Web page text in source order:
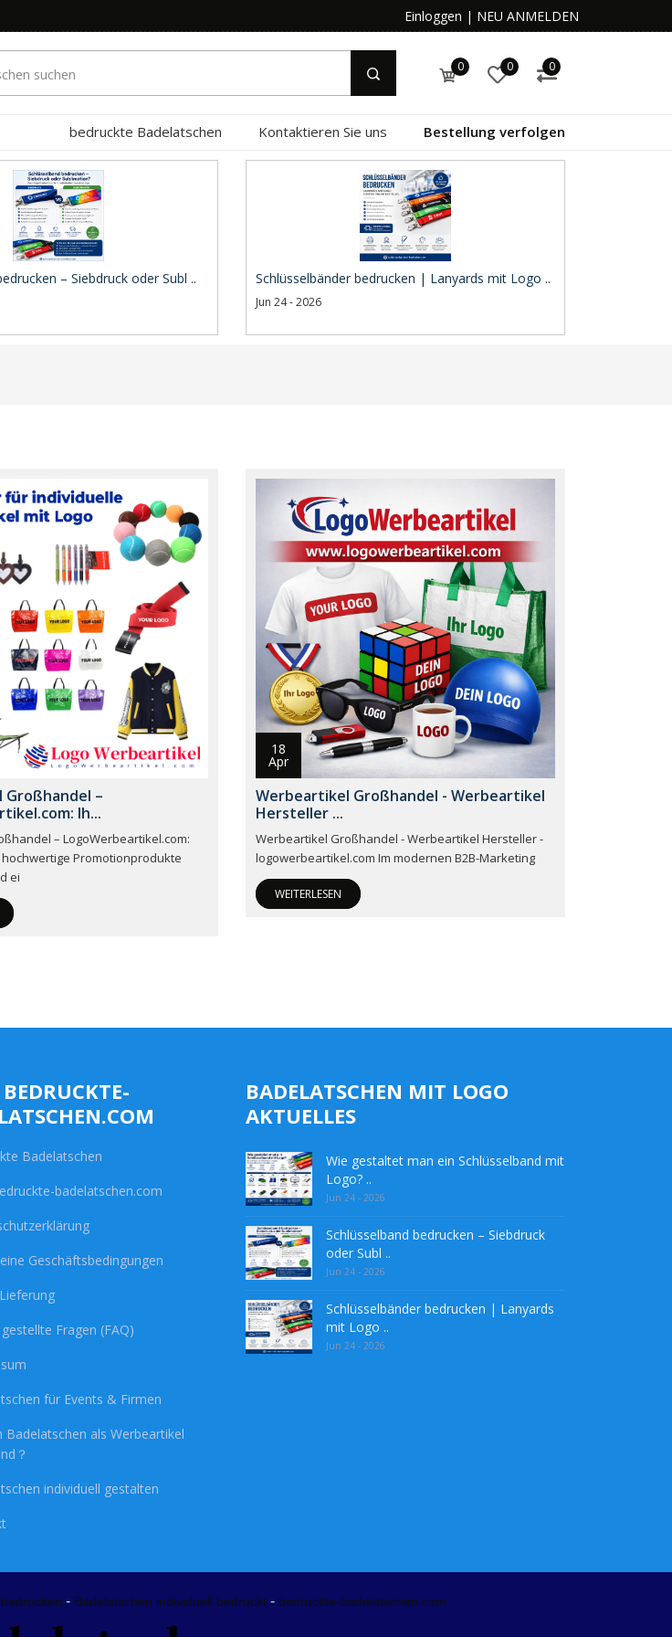
Einloggen | NEU ANMELDEN
0 0 0
bedruckte Badelatschen Kontaktieren Sie uns Bestellung verfolgen
– Siebdruck oder Subl .. Schlüsselbänder bedrucken | Lanyards mit Logo ..
Jun 24 - 2026
–
Ih...
– LogoWerbeartikel.com:
Promotionprodukte
ei
18
Apr
Werbeartikel Großhandel - Werbeartikel
Hersteller ...
Werbeartikel Großhandel - Werbeartikel Hersteller -
logowerbeartikel.com Im modernen B2B-Marketing
WEITERLESEN
Badelatschen
badelatschen.com
Geschäftsbedingungen
Fragen (FAQ)
für Events & Firmen
Badelatschen als Werbeartikel
？
individuell gestalten
BADELATSCHEN MIT LOGO
AKTUELLES
Wie gestaltet man ein Schlüsselband mit
Logo? ..
Jun 24 - 2026
Schlüsselband bedrucken – Siebdruck
oder Subl ..
Jun 24 - 2026
Schlüsselbänder bedrucken | Lanyards
mit Logo ..
Jun 24 - 2026
- Badelatschen individuell bedruckt - bedruckte-badelatschen.com